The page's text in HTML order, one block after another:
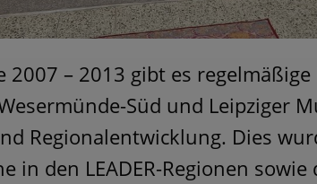
2007 – 2013 gibt es
Süd und Leipziger
Regionalentwicklung. Dies
in den LEADER-Regionen